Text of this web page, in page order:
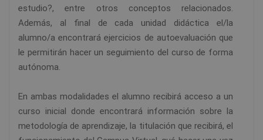
estudio?, entre otros conceptos relacionados.
Además, al final de cada unidad didáctica el/la
alumno/a encontrará ejercicios de autoevaluación que
le permitirán hacer un seguimiento del curso de forma
autónoma.
En ambas modalidades el alumno recibirá acceso a un
curso inicial donde encontrará información sobre la
metodología de aprendizaje, la titulación que recibirá, el